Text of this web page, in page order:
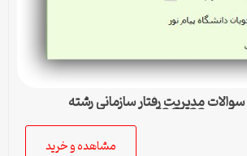
مدیریت رفتار سازمانی رشته
1218123
مشاهده و خرید